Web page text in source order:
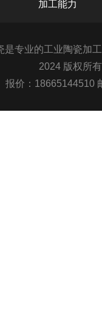
加工能力
是专业的工业陶瓷加
2024 版权所
报价：18665144510